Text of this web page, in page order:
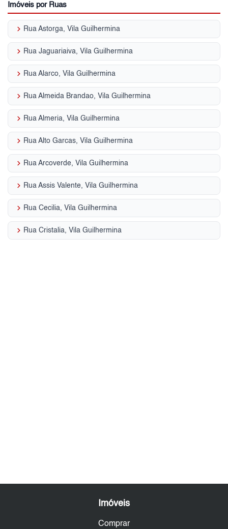
Imóveis por Ruas
keyboard_arrow_right Rua Astorga, Vila Guilhermina
keyboard_arrow_right Rua Jaguariaiva, Vila Guilhermina
keyboard_arrow_right Rua Alarco, Vila Guilhermina
keyboard_arrow_right Rua Almeida Brandao, Vila Guilhermina
keyboard_arrow_right Rua Almeria, Vila Guilhermina
keyboard_arrow_right Rua Alto Garcas, Vila Guilhermina
keyboard_arrow_right Rua Arcoverde, Vila Guilhermina
keyboard_arrow_right Rua Assis Valente, Vila Guilhermina
keyboard_arrow_right Rua Cecilia, Vila Guilhermina
keyboard_arrow_right Rua Cristalia, Vila Guilhermina
Imóveis
Comprar